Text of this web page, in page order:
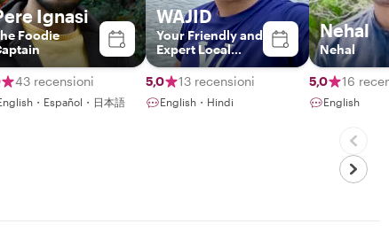
Ignasi
Foodie
43 recensioni
・Español・日本語
WAJID
Your Friendly and
Expert Local
Guide
5,0
13 recensioni
English・Hindi
Nehal
Nehal
5,0 16
English